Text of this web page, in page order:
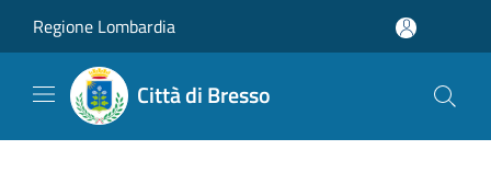
Regione Lombardia
Città di Bresso